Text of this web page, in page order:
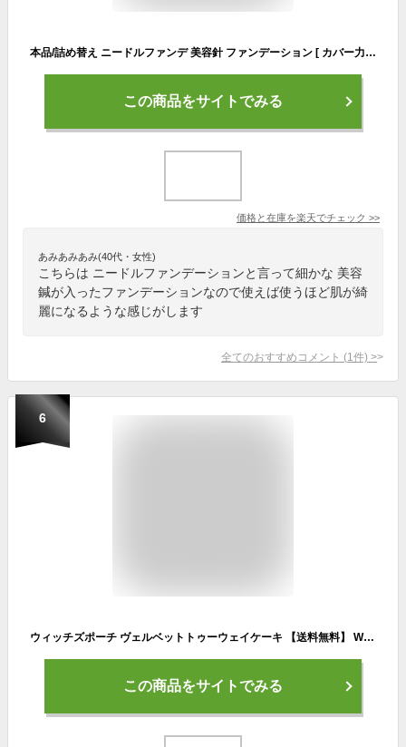
本品/詰め替え ニードルファンデ 美容針 ファンデーション [ カバー力 スキンケア UVカット SPF50+ PA++++ 小顔 ハリ 艶 ] NNEファンデーション 14g / 約2か月分 （全2色） to esella
この商品をサイトでみる
価格と在庫を楽天でチェック >>
あみあみあみ(40代・女性)
こちらは ニードルファンデーションと言って細かな 美容
鍼が入ったファンデーションなので使えば使うほど肌が綺
麗になるような感じがします
全てのおすすめコメント (1 件) >
6
ウィッチズポーチ ヴェルベットトゥーウェイケーキ 【送料無料】 Witch's Pouch 韓国コスメ ファンデーション クッションファンデ 毛穴カバー コスメ[Z]
この商品をサイトでみる